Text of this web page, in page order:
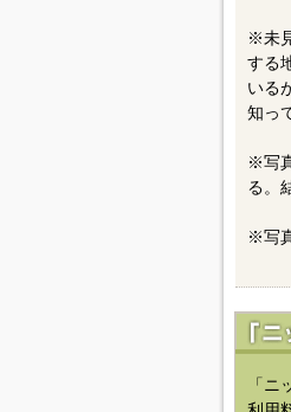
※未
する
いる
知っ
※写
る。
※写
「